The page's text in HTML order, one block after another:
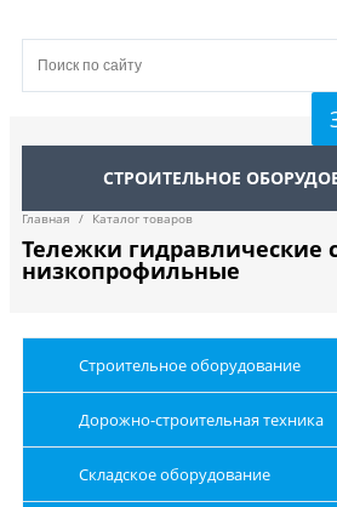
СТРОИТЕЛЬНОЕ
Главная / Каталог товаров
Тележки гидравлические
низкопрофильные
Строительное оборудование
Дорожно-строительная техника
Складское оборудование